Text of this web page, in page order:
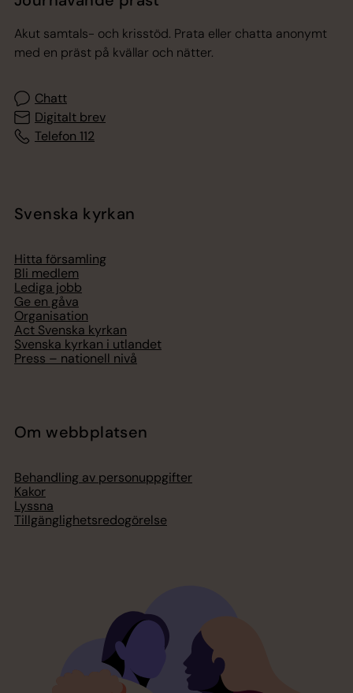
Akut samtals- och krisstöd. Prata eller chatta anonymt
med en präst på kvällar och nätter.
Chatt
Digitalt brev
Telefon 112
Svenska kyrkan
Hitta församling
Bli medlem
Lediga jobb
Ge en gåva
Organisation
Act Svenska kyrkan
Svenska kyrkan i utlandet
Press – nationell nivå
Om webbplatsen
Behandling av personuppgifter
Kakor
Lyssna
Tillgänglighetsredogörelse